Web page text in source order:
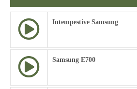
Intempestive Samsung
Samsung E700